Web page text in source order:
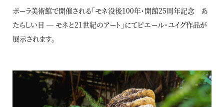
ポーラ美術館で開催される「モネ没後100年・開館25周年記念 あ
たらしい目 ― モネと21世紀のアート」にてピエール・ユイグ作品が
展示されます。